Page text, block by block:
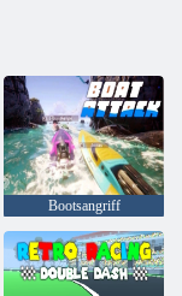
Bootsangriff